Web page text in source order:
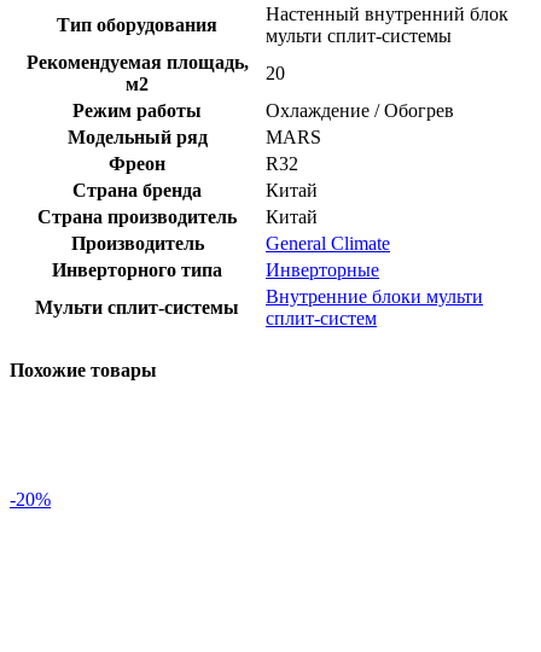
Тип оборудования
Настенный внутренний блок
мульти сплит-системы
Рекомендуемая площадь,
м2
20
Режим работы
Охлаждение / Обогрев
Модельный ряд
MARS
Фреон
R32
Страна бренда
Китай
Страна производитель
Китай
Производитель
General Climate
Инверторного типа
Инверторные
Мульти сплит-системы
Внутренние блоки мульти
сплит-систем
Похожие товары
-20%